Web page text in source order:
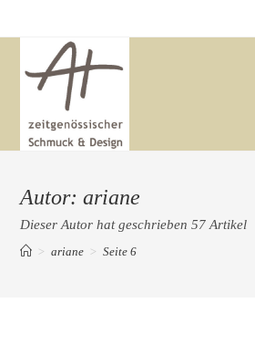
Autor:ariane
Dieser Autor hat geschrieben 57 Artikel
> ariane > Seite 6